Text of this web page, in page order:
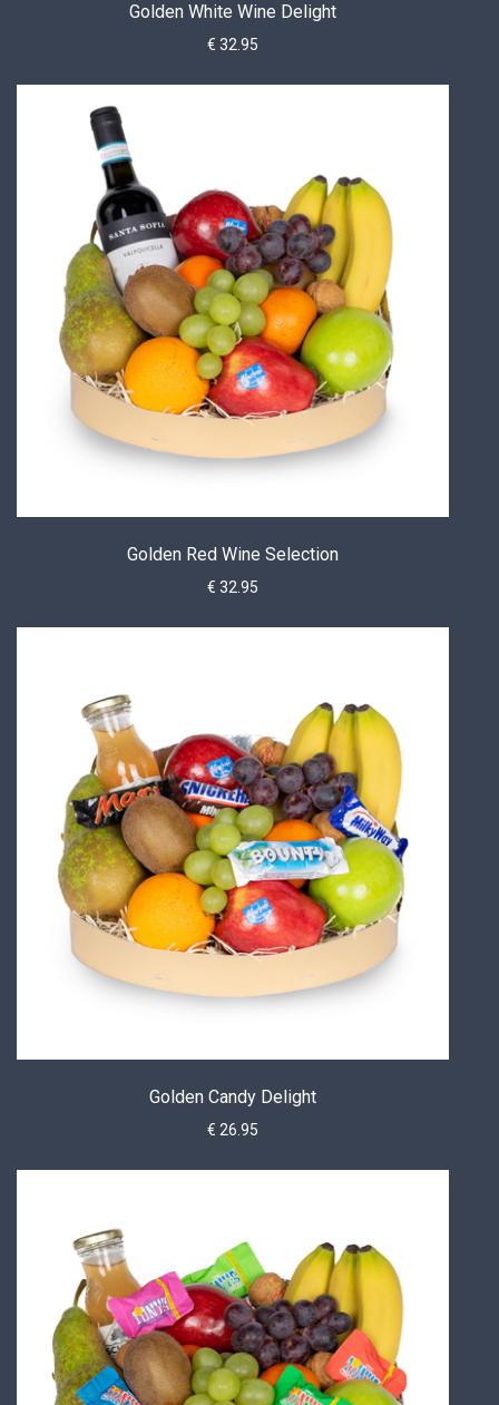
Golden White Wine Delight
€ 32.95
Golden Red Wine Selection
€ 32.95
Golden Candy Delight
€ 26.95